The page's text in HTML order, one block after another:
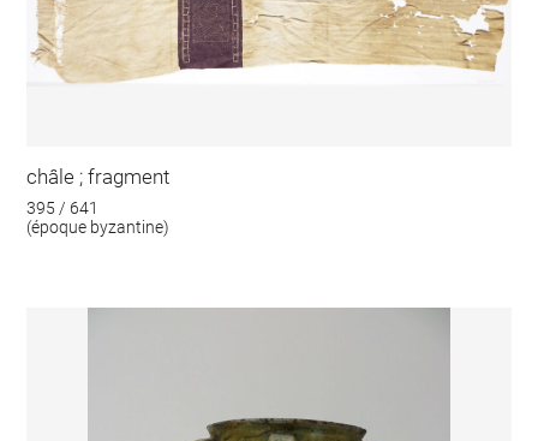
châle ; fragment
395 / 641
(époque byzantine)